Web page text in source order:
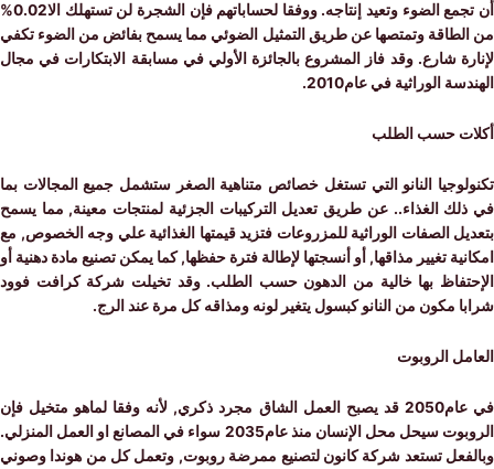
أن تجمع الضوء وتعيد إنتاجه. ووفقا لحساباتهم فإن الشجرة لن تستهلك الا0.02%
وتمتصها عن طريق التمثيل الضوئي مما يسمح بفائض من الضوء تكفي
شارع. وقد فاز المشروع بالجائزة الأولي في مسابقة الابتكارات في مجال
الوراثية في عام2010.
حسب الطلب
النانو التي تستغل خصائص متناهية الصغر ستشمل جميع المجالات بما
الغذاء.. عن طريق تعديل التركيبات الجزئية لمنتجات معينة, مما يسمح
الصفات الوراثية للمزروعات فتزيد قيمتها الغذائية علي وجه الخصوص, مع
تغيير مذاقها, أو أنسجتها لإطالة فترة حفظها, كما يمكن تصنيع مادة دهنية أو
بها خالية من الدهون حسب الطلب. وقد تخيلت شركة كرافت فوود
مكون من النانو كبسول يتغير لونه ومذاقه كل مرة عند الرج.
الروبوت
في عام2050 قد يصبح العمل الشاق مجرد ذكري, لأنه وفقا لماهو متخيل فإن
الروبوت سيحل محل الإنسان منذ عام2035 سواء في المصانع او العمل المنزلي.
تستعد شركة كانون لتصنيع ممرضة روبوت, وتعمل كل من هوندا وصوني